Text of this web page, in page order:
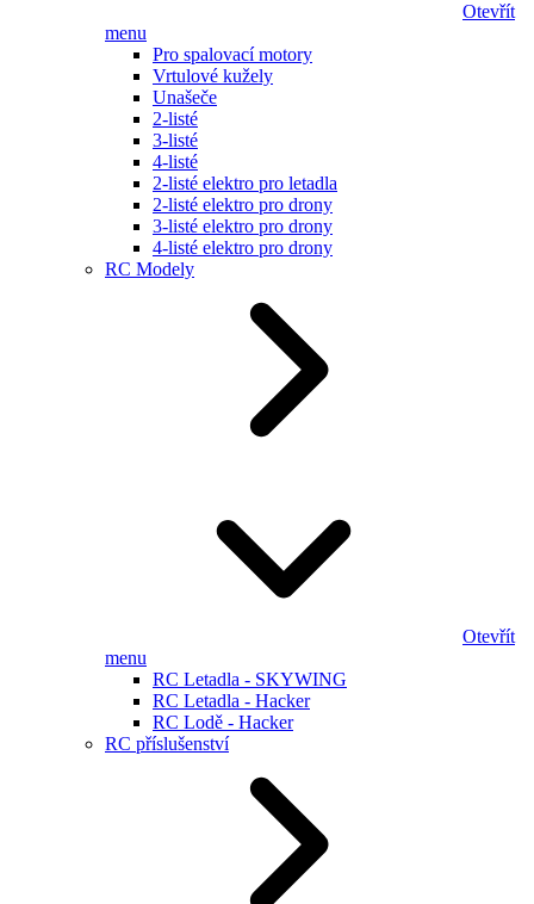
Otevřít
menu
Pro spalovací motory
Vrtulové kužely
Unašeče
2-listé
3-listé
4-listé
2-listé elektro pro letadla
2-listé elektro pro drony
3-listé elektro pro drony
4-listé elektro pro drony
RC Modely
Otevřít
menu
RC Letadla - SKYWING
RC Letadla - Hacker
RC Lodě - Hacker
RC příslušenství